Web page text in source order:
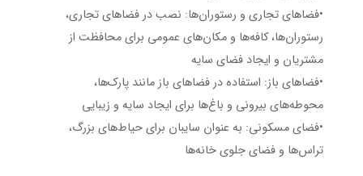
•فضاهای تجاری و رستوران‌ها: نصب در فضاهای تجاری،
رستوران‌ها، کافه‌ها و مکان‌های عمومی برای محافظت از
مشتریان و ایجاد فضای سایه
•فضاهای باز: استفاده در فضاهای باز مانند پارک‌ها،
محوطه‌های بیرونی و باغ‌ها برای ایجاد سایه و زیبایی
•فضای مسکونی: به عنوان سایبان برای حیاط‌های بزرگ،
تراس‌ها و فضای جلوی خانه‌ها